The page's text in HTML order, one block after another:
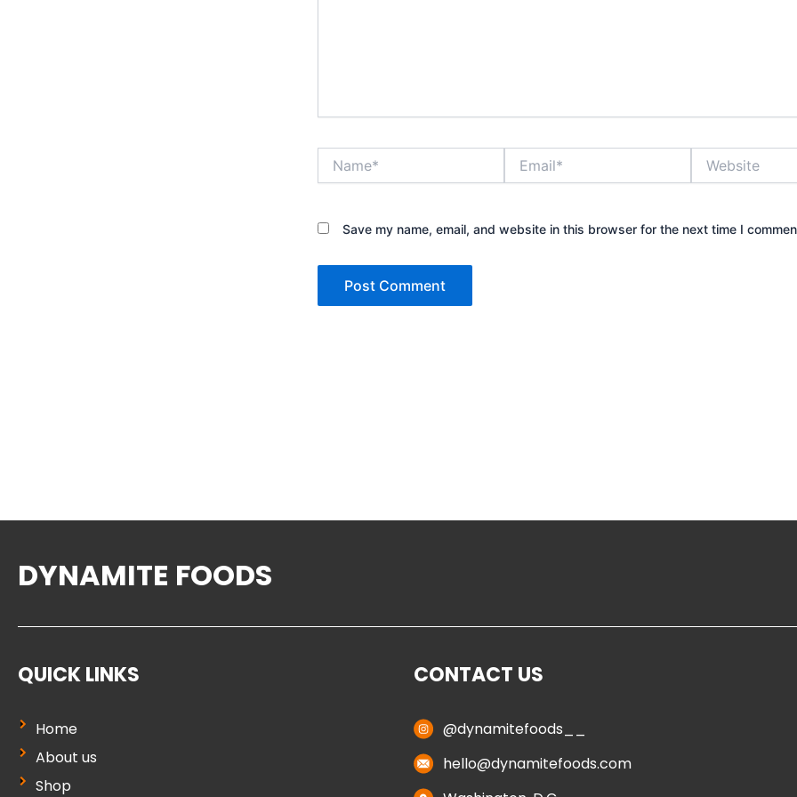
Save my name, email, and website in this browser for the next time I
DYNAMITE FOODS
QUICK LINKS
Home
About us
Shop
CONTACT US
@dynamitefoods__
hello@dynamitefoods.com